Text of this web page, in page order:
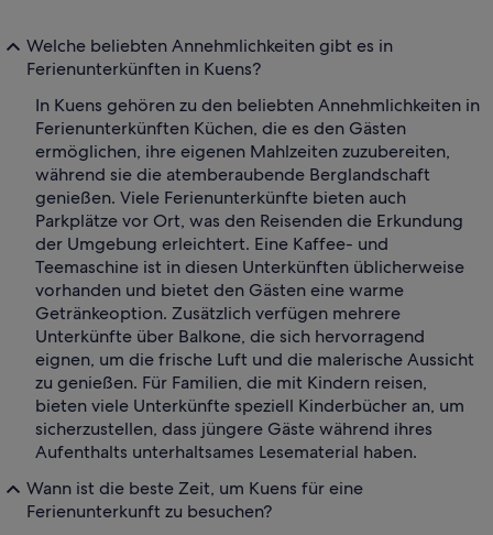
Welche beliebten Annehmlichkeiten gibt es in
Ferienunterkünften in Kuens?
In Kuens gehören zu den beliebten Annehmlichkeiten in
Ferienunterkünften Küchen, die es den Gästen
ermöglichen, ihre eigenen Mahlzeiten zuzubereiten,
während sie die atemberaubende Berglandschaft
genießen. Viele Ferienunterkünfte bieten auch
Parkplätze vor Ort, was den Reisenden die Erkundung
der Umgebung erleichtert. Eine Kaffee- und
Teemaschine ist in diesen Unterkünften üblicherweise
vorhanden und bietet den Gästen eine warme
Getränkeoption. Zusätzlich verfügen mehrere
Unterkünfte über Balkone, die sich hervorragend
eignen, um die frische Luft und die malerische Aussicht
zu genießen. Für Familien, die mit Kindern reisen,
bieten viele Unterkünfte speziell Kinderbücher an, um
sicherzustellen, dass jüngere Gäste während ihres
Aufenthalts unterhaltsames Lesematerial haben.
Wann ist die beste Zeit, um Kuens für eine
Ferienunterkunft zu besuchen?